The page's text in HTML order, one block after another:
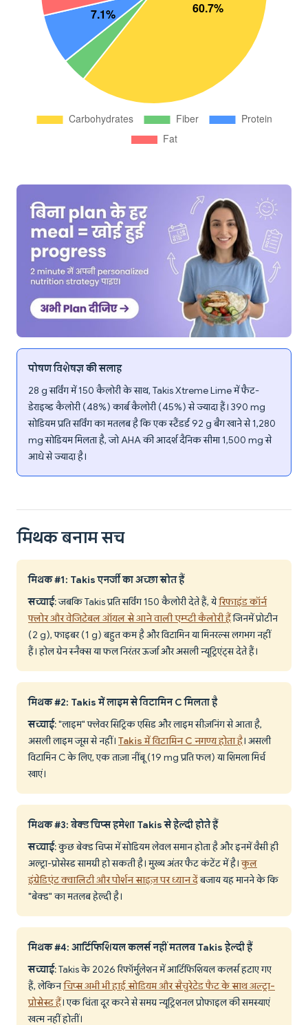
पोषण विशेषज्ञ की सलाह
28 g सर्विंग में 150 कैलोरी के साथ, Takis Xtreme Lime में फैट-
डेराइव्ड कैलोरी (48%) कार्ब कैलोरी (45%) से ज्यादा हैं। 390 mg
सोडियम प्रति सर्विंग का मतलब है कि एक स्टैंडर्ड 92 g बैग खाने से 1,280
mg सोडियम मिलता है, जो AHA की आदर्श दैनिक सीमा 1,500 mg से
आधे से ज्यादा है।
मिथक बनाम सच
मिथक #1: Takis एनर्जी का अच्छा स्रोत हैं
सच्चाई: जबकि Takis प्रति सर्विंग 150 कैलोरी देते हैं, येरिफाइंड कॉर्न
फ्लोर और वेजिटेबल ऑयल से आने वाली एम्प्टी कैलोरी हैंजिनमें प्रोटीन
(2 g), फाइबर (1 g) बहुत कम है और विटामिन या मिनरल्स लगभग नहीं
हैं। होल ग्रेन स्नैक्स या फल निरंतर ऊर्जा और असली न्यूट्रिएंट्स देते हैं।
मिथक #2: Takis में लाइम से विटामिन C मिलता है
सच्चाई: "लाइम" फ्लेवर सिट्रिक एसिड और लाइम सीज़निंग से आता है,
असली लाइम जूस से नहीं। Takis में विटामिन C नगण्य होता है। असली
विटामिन C के लिए, एक ताज़ा नींबू (19 mg प्रति फल) या शिमला मिर्च
खाएं।
मिथक #3: बेक्ड चिप्स हमेशा Takis से हेल्दी होते हैं
सच्चाई: कुछ बेक्ड चिप्स में सोडियम लेवल समान होता है और इनमें वैसी ही
अल्ट्रा-प्रोसेस्ड सामग्री हो सकती है। मुख्य अंतर फैट कंटेंट में है।कुल
इंग्रेडिएंट क्वालिटी और पोर्शन साइज़ पर ध्यान देंबजाय यह मानने के कि
"बेक्ड" का मतलब हेल्दी है।
मिथक #4: आर्टिफिशियल कलर्स नहीं मतलब Takis हेल्दी हैं
सच्चाई: Takis के 2026 रिफॉर्मुलेशन में आर्टिफिशियल कलर्स हटाए गए
हैं, लेकिनचिप्स अभी भी हाई सोडियम और सैचुरेटेड फैट के साथ अल्ट्रा-
प्रोसेस्ड हैं। एक चिंता दूर करने से समग्र न्यूट्रिशनल प्रोफाइल की समस्याएं
खत्म नहीं होतीं।